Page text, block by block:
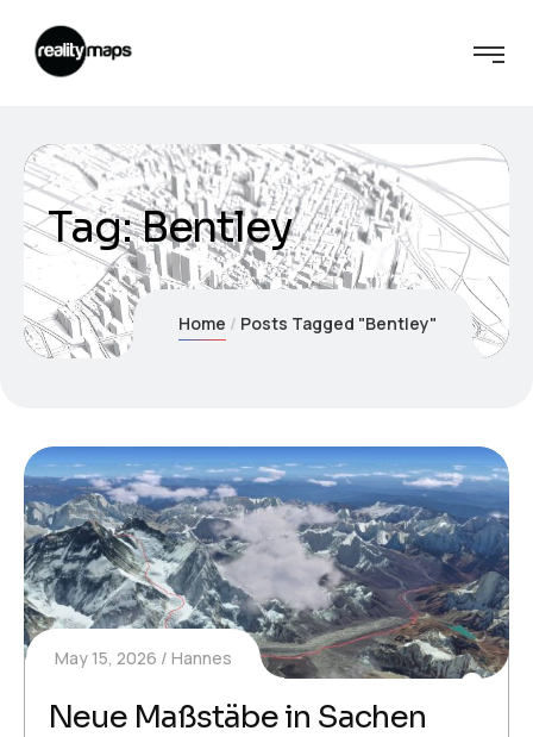
Tag:Bentley
Home Posts Tagged "Bentley"
May 15, 2026 Hannes
Neue Maßstäbe in Sachen